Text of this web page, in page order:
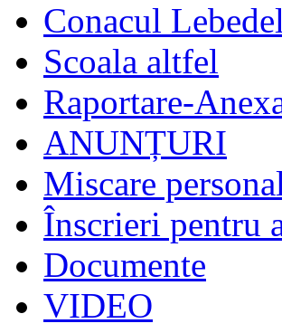
Conacul
Scoala altfel
Raportare-
ANUNȚURI
Miscare
Înscrieri pentru
Documente
VIDEO